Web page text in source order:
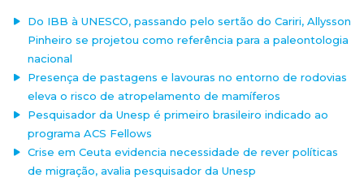
Do IBB à UNESCO, passando pelo sertão do Cariri, Allysson
Pinheiro se projetou como referência para a paleontologia
nacional
Presença de pastagens e lavouras no entorno de rodovias
eleva o risco de atropelamento de mamíferos
Pesquisador da Unesp é primeiro brasileiro indicado ao
programa ACS Fellows
Crise em Ceuta evidencia necessidade de rever políticas
de migração, avalia pesquisador da Unesp